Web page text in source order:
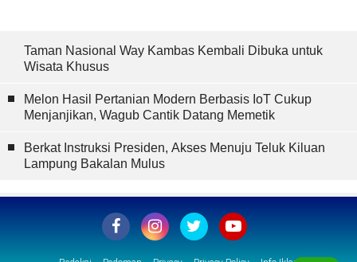
Taman Nasional Way Kambas Kembali Dibuka untuk
Wisata Khusus
Melon Hasil Pertanian Modern Berbasis IoT Cukup
Menjanjikan, Wagub Cantik Datang Memetik
Berkat Instruksi Presiden, Akses Menuju Teluk Kiluan
Lampung Bakalan Mulus